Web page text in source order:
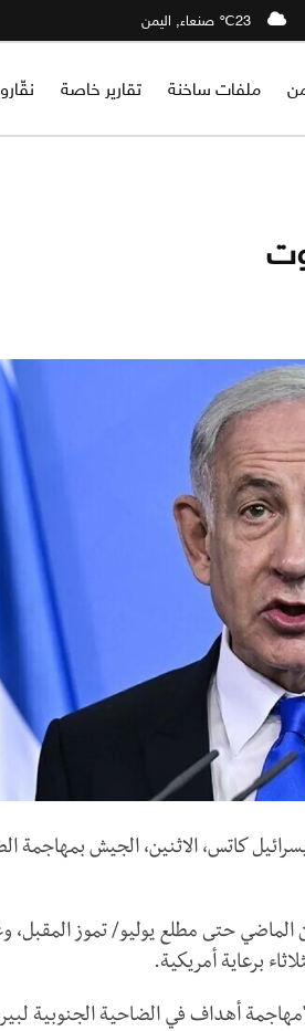
23℃ صنعاء, اليمن
ملفات ساخنة تقارير خاصة
يسرائيل كاتس، الاثنين، الجيش بمهاجمة
السارية منذ 17 أبريل/ نيسان الماضي حتى مطلع يوليو/ تموز
برعاية أمريكية.
أهداف في الضاحية الجنوبية